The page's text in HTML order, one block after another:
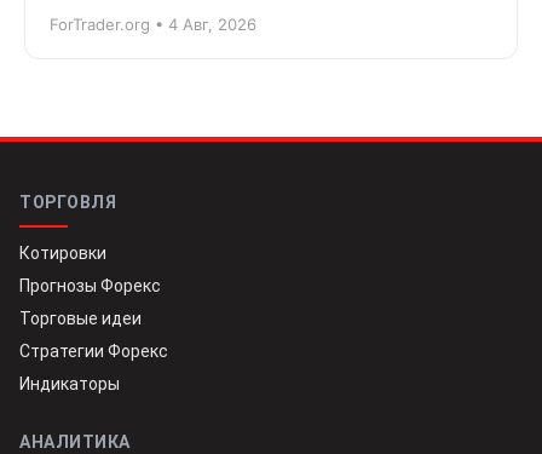
ForTrader.org • 4 Авг, 2026
ТОРГОВЛЯ
Котировки
Прогнозы Форекс
Торговые идеи
Стратегии Форекс
Индикаторы
АНАЛИТИКА